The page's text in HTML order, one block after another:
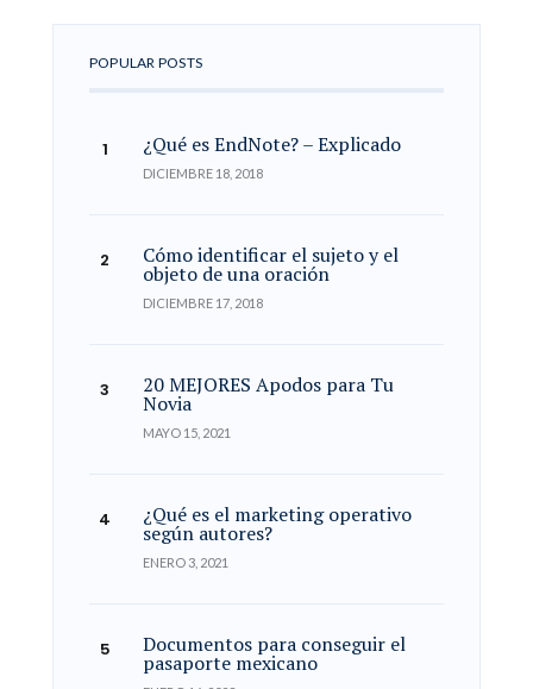
POPULAR POSTS
¿Qué es EndNote? – Explicado
DICIEMBRE 18, 2018
Cómo identificar el sujeto y el
objeto de una oración
DICIEMBRE 17, 2018
20 MEJORES Apodos para Tu
Novia
MAYO 15, 2021
¿Qué es el marketing operativo
según autores?
ENERO 3, 2021
Documentos para conseguir el
pasaporte mexicano